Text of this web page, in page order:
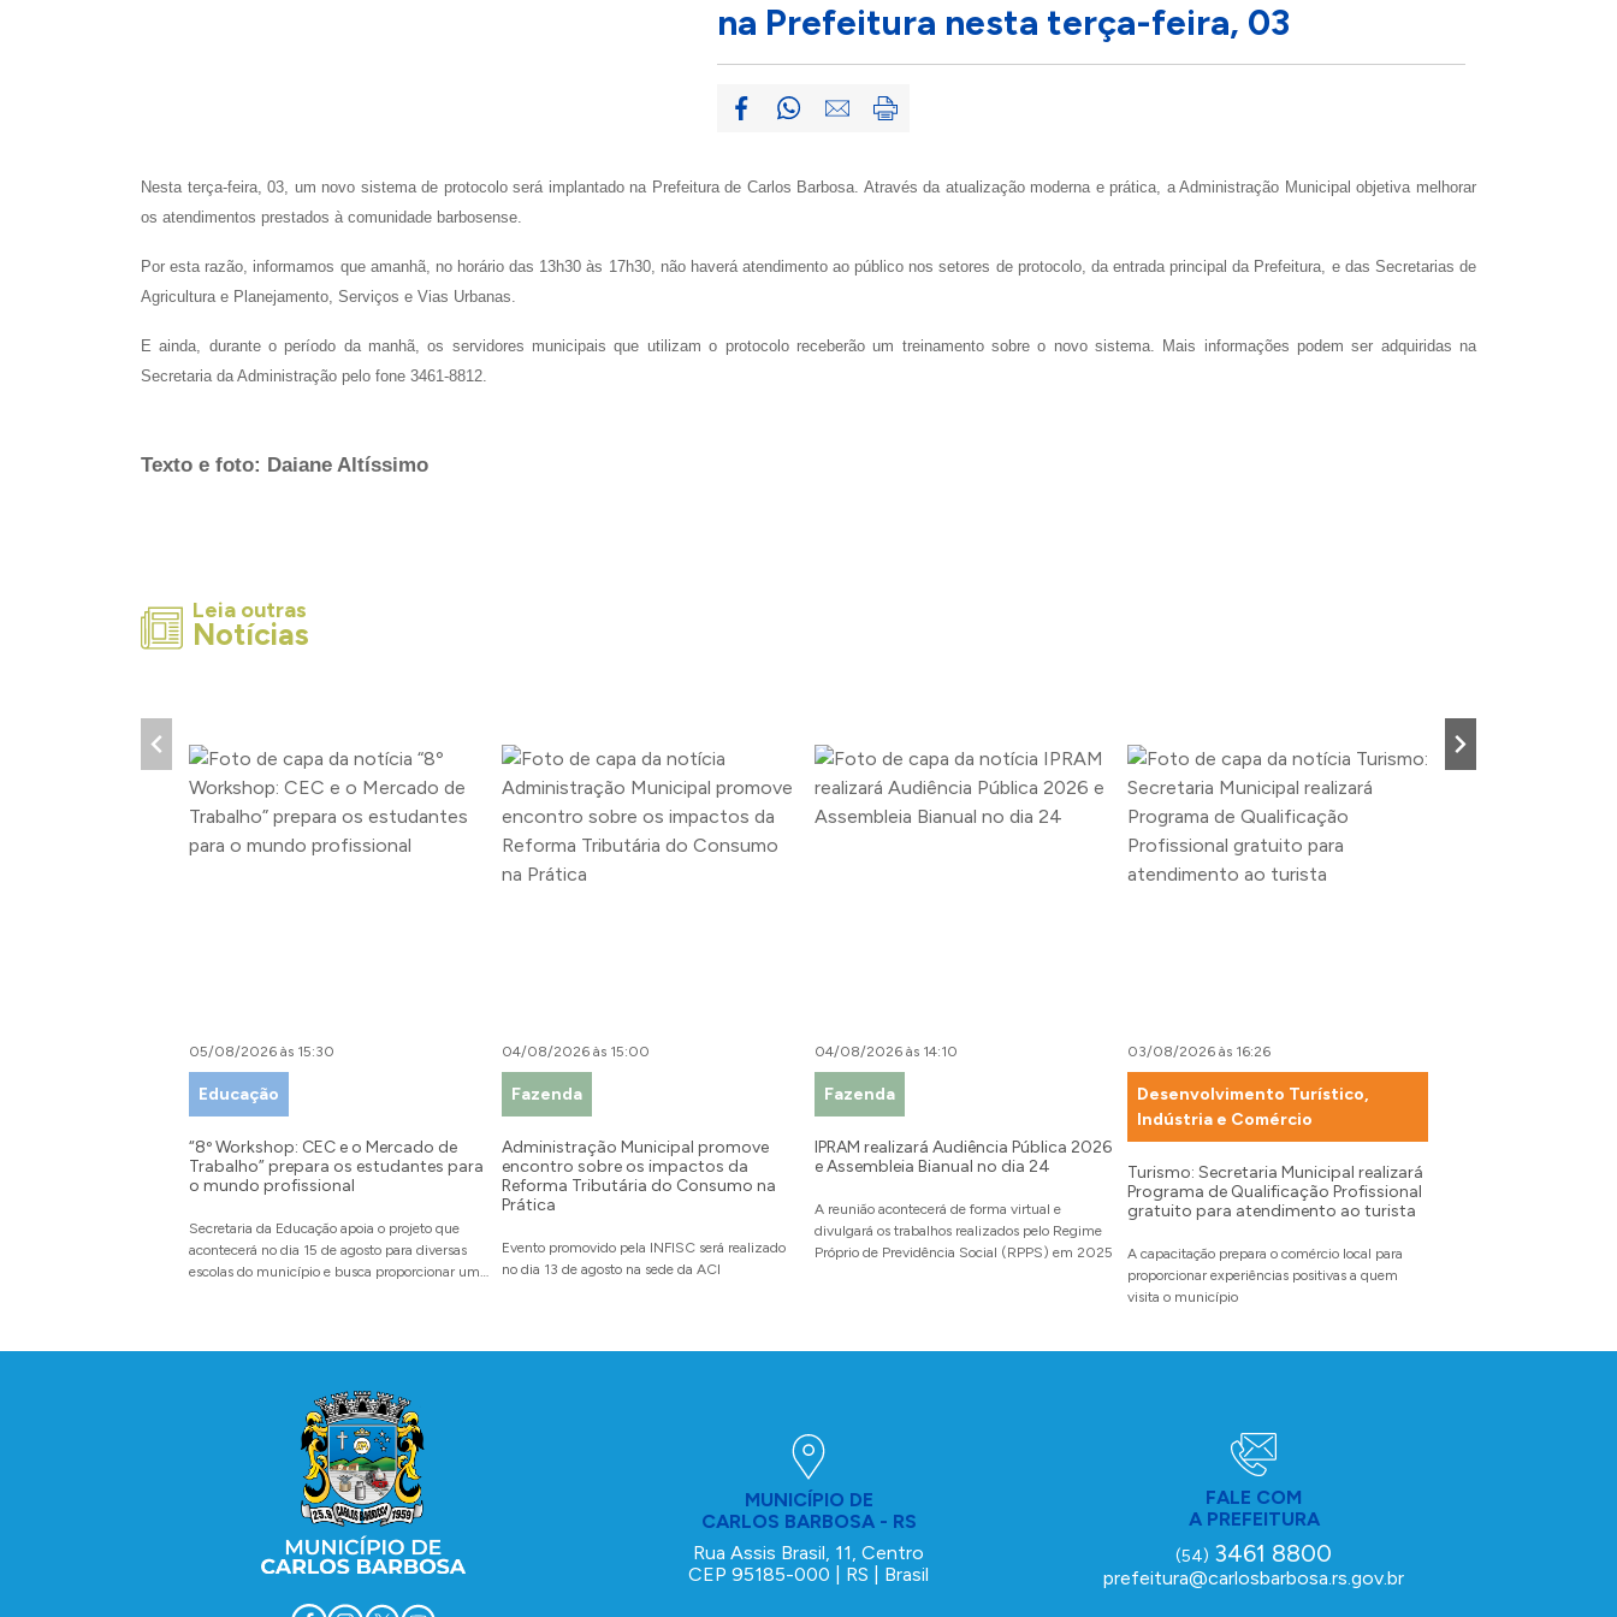
na Prefeitura nesta terça-feira, 03
Nesta terça-feira, 03, um novo sistema de protocolo será implantado na Prefeitura de Carlos Barbosa. Através da atualização moderna e prática, a Administração Municipal objetiva melhorar
os atendimentos prestados à comunidade barbosense.
Por esta razão, informamos que amanhã, no horário das 13h30 às 17h30, não haverá atendimento ao público nos setores de protocolo, da entrada principal da Prefeitura, e das Secretarias de
Agricultura e Planejamento, Serviços e Vias Urbanas.
E ainda, durante o período da manhã, os servidores municipais que utilizam o protocolo receberão um treinamento sobre o novo sistema. Mais informações podem ser adquiridas na
Secretaria da Administração pelo fone 3461-8812.
Texto e foto: Daiane Altíssimo
Leia outras
Notícias
05/08/2026 às 15:30
Educação
“8º Workshop: CEC e o Mercado de
Trabalho” prepara os estudantes para
o mundo profissional
Secretaria da Educação apoia o projeto que
acontecerá no dia 15 de agosto para diversas
escolas do município e busca proporcionar um
04/08/2026 às 15:00
Fazenda
Administração Municipal promove
encontro sobre os impactos da
Reforma Tributária do Consumo na
Prática
Evento promovido pela INFISC será realizado
no dia 13 de agosto na sede da ACI
04/08/2026 às 14:10
Fazenda
IPRAM realizará Audiência Pública 2026
e Assembleia Bianual no dia 24
A reunião acontecerá de forma virtual e
divulgará os trabalhos realizados pelo Regime
Próprio de Previdência Social (RPPS) em 2025
03/08/2026 às 16:26
Desenvolvimento Turístico,
Indústria e Comércio
Turismo: Secretaria Municipal realizará
Programa de Qualificação Profissional
gratuito para atendimento ao turista
A capacitação prepara o comércio local para
proporcionar experiências positivas a quem
visita o município
MUNICÍPIO DE
CARLOS BARBOSA - RS
Rua Assis Brasil, 11, Centro
CEP 95185-000 | RS | Brasil
FALE COM
A PREFEITURA
(54) 3461 8800
prefeitura@carlosbarbosa.rs.gov.br